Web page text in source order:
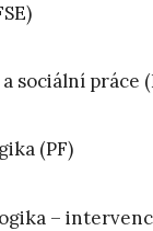
sociální práce
(PF)
–